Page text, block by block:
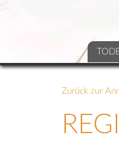
Zurück zur